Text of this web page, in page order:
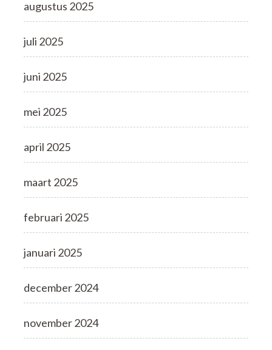
augustus 2025
juli 2025
juni 2025
mei 2025
april 2025
maart 2025
februari 2025
januari 2025
december 2024
november 2024